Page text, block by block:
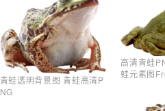
青蛙透明背景图 青蛙高清P
NG
高清青蛙
蛙元素图